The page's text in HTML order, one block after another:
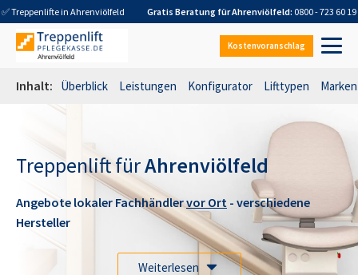
✅ Treppenlifte in Ahrenviölfeld Gratis Beratung fürAhrenviölfeld: 0800 - 723 60 19
Kostenvoranschlag
Inhalt: Überblick Leistungen Konfigurator Lifttypen Marken
Treppenlift fürAhrenviölfeld
Angebote lokaler Fachhändlervor Ort - verschiedene
Hersteller
Weiterlesen